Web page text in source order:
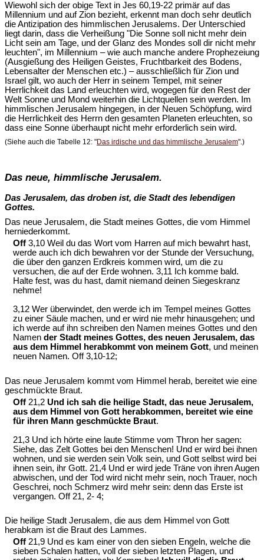
Wiewohl sich der obige Text in Jes 60,19-22 primär auf das
Millennium und auf Zion bezieht, erkennt man doch sehr deutlich
die Antizipation des himmlischen Jerusalems. Der Unterschied
liegt darin, dass die Verheißung "Die Sonne soll nicht mehr dein
Licht sein am Tage, und der Glanz des Mondes soll dir nicht mehr
leuchten", im Millennium – wie auch manche andere Prophezeiung
(Ausgießung des Heiligen Geistes, Fruchtbarkeit des Bodens,
Lebensalter der Menschen etc.) – ausschließlich für Zion und
Israel gilt, wo auch der Herr in seinem Tempel, mit seiner
Herrlichkeit das Land erleuchten wird, wogegen für den Rest der
Welt Sonne und Mond weiterhin die Lichtquellen sein werden. Im
himmlischen Jerusalem hingegen, in der Neuen Schöpfung, wird
die Herrlichkeit des Herrn den gesamten Planeten erleuchten, so
dass eine Sonne überhaupt nicht mehr erforderlich sein wird.
(Siehe auch die Tabelle 12: "Das irdische und das himmlische Jerusalem".)
Das neue, himmlische Jerusalem.
Das Jerusalem, das droben ist, die Stadt des lebendigen
Gottes.
Das neue Jerusalem, die Stadt meines Gottes, die vom Himmel
herniederkommt.
Off 3,10 Weil du das Wort vom Harren auf mich bewahrt hast,
werde auch ich dich bewahren vor der Stunde der Versuchung,
die über den ganzen Erdkreis kommen wird, um die zu
versuchen, die auf der Erde wohnen. 3,11 Ich komme bald.
Halte fest, was du hast, damit niemand deinen Siegeskranz
nehme!
3,12 Wer überwindet, den werde ich im Tempel meines Gottes
zu einer Säule machen, und er wird nie mehr hinausgehen; und
ich werde auf ihn schreiben den Namen meines Gottes und den
Namen der Stadt meines Gottes, des neuen Jerusalem, das
aus dem Himmel herabkommt von meinem Gott, und meinen
neuen Namen. Off 3,10-12;
Das neue Jerusalem kommt vom Himmel herab, bereitet wie eine
geschmückte Braut.
Off 21,2 Und ich sah die heilige Stadt, das neue Jerusalem,
aus dem Himmel von Gott herabkommen, bereitet wie eine
für ihren Mann geschmückte Braut.
21,3 Und ich hörte eine laute Stimme vom Thron her sagen:
Siehe, das Zelt Gottes bei den Menschen! Und er wird bei ihnen
wohnen, und sie werden sein Volk sein, und Gott selbst wird bei
ihnen sein, ihr Gott. 21,4 Und er wird jede Träne von ihren Augen
abwischen, und der Tod wird nicht mehr sein, noch Trauer, noch
Geschrei, noch Schmerz wird mehr sein: denn das Erste ist
vergangen. Off 21, 2- 4;
Die heilige Stadt Jerusalem, die aus dem Himmel von Gott
herabkam ist die Braut des Lammes.
Off 21,9 Und es kam einer von den sieben Engeln, welche die
sieben Schalen hatten, voll der sieben letzten Plagen, und